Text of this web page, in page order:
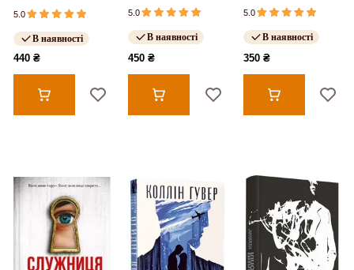
5.0
В наявності
440 ₴
5.0
В наявності
450 ₴
5.0
В наявності
350 ₴